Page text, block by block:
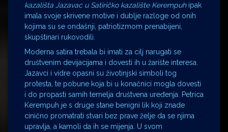
kazališta Jazavac u Satiričko kazalište Kerempuh ipak
imala svoje skrivene motive i dublje razloge od onih
kojima su se ondašnji, patriotizmom prenabijeni,
skupštinari rukovodili.
Moderna satira trebala bi imati za cilj narugati se
društvenim devijacijama i dovesti ih u žarište interesa.
Jazavci i vidre opasni su životinjski simboli tog
protesta, te pobune koja bi u konačnici mogla dovesti
i do propasti samih temelja društvena uređenja. Petrica
Kerempuh je s druge stane benigni lik koji znade
cinično promatrati stvari bez prave želje da se njima
upravlja, a kamoli da ih se mijenja. U svom